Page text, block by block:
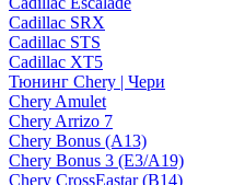
Cadillac SRX
Cadillac STS
Cadillac XT5
Тюнинг Chery | Чери
Chery Amulet
Chery Arrizo 7
Chery Bonus (A13)
Chery Bonus 3 (E3/A19)
Chery CrossEastar (B14)